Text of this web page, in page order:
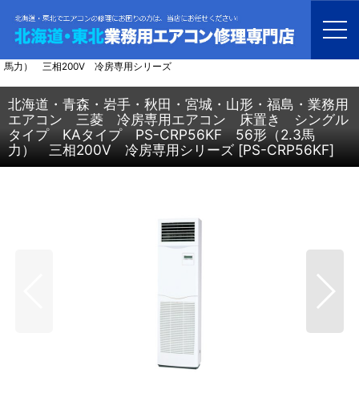
ホーム > 業務用エアコン > 冷房専用エアコン
北海道・青森・岩手・秋田・宮城・山形・福島・業務用エアコン 三菱 冷房
馬力） 三相200V 冷房専用シリーズ
北海道・青森・岩手・秋田・宮城・山形・福島・業務用
エアコン 三菱 冷房専用エアコン 床置き シングル
タイプ KAタイプ PS-CRP56KF 56形（2.3馬
力） 三相200V 冷房専用シリーズ [PS-CRP56KF]